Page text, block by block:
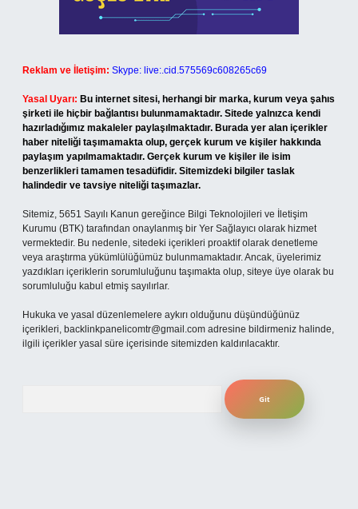
Reklam ve İletişim: Skype: live:.cid.575569c608265c69
Yasal Uyarı: Bu internet sitesi, herhangi bir marka, kurum veya şahıs
şirketi ile hiçbir bağlantısı bulunmamaktadır. Sitede yalnızca kendi
hazırladığımız makaleler paylaşılmaktadır. Burada yer alan içerikler
haber niteliği taşımamakta olup, gerçek kurum ve kişiler hakkında
paylaşım yapılmamaktadır. Gerçek kurum ve kişiler ile isim
benzerlikleri tamamen tesadüfidir. Sitemizdeki bilgiler taslak
halindedir ve tavsiye niteliği taşımazlar.
Sitemiz, 5651 Sayılı Kanun gereğince Bilgi Teknolojileri ve İletişim
Kurumu (BTK) tarafından onaylanmış bir Yer Sağlayıcı olarak hizmet
vermektedir. Bu nedenle, sitedeki içerikleri proaktif olarak denetleme
veya araştırma yükümlülüğümüz bulunmamaktadır. Ancak, üyelerimiz
yazdıkları içeriklerin sorumluluğunu taşımakta olup, siteye üye olarak bu
sorumluluğu kabul etmiş sayılırlar.
Hukuka ve yasal düzenlemelere aykırı olduğunu düşündüğünüz
içerikleri, backlinkpanelicomtr@gmail.com adresine bildirmeniz halinde,
ilgili içerikler yasal süre içerisinde sitemizden kaldırılacaktır.